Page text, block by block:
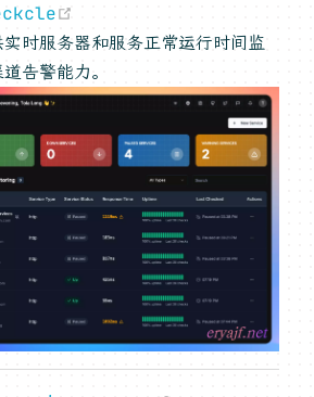
时服务器和服务正常运行时间监
告警能力。